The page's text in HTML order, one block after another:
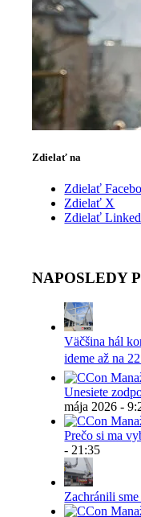
Zdielať na
Zdielať
Zdielať X
Zdielať
NAPOSLEDY
Väčšina hál
ideme až na
Unesiete
mája 2026 -
Prečo si ma
- 21:35
Zachránili